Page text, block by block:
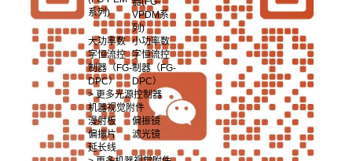
系列)
VPDM系
列)
大功率数
字恒流控
制器（FG-
DPC）
小功率数
字恒流控
制器（FG-
DPC）
> 更多光源控制器
机器视觉附件
漫射板
偏振镜
偏振片
滤光镜
延长线